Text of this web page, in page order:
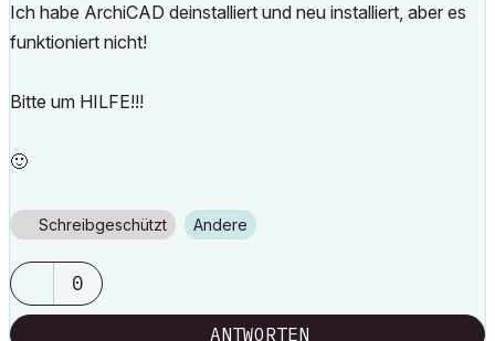
Ich habe ArchiCAD deinstalliert und neu installiert, aber es
funktioniert nicht!
Bitte um HILFE!!!
🙂
Schreibgeschützt Andere
0
ANTWORTEN